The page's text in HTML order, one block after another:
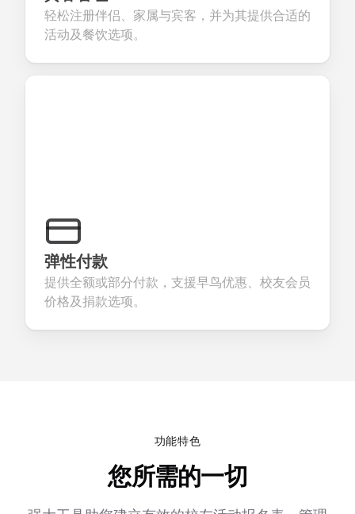
轻松注册伴侣、家属与宾客，并为其提供合适的
活动及餐饮选项。
弹性付款
提供全额或部分付款，支援早鸟优惠、校友会员
价格及捐款选项。
功能特色
您所需的一切